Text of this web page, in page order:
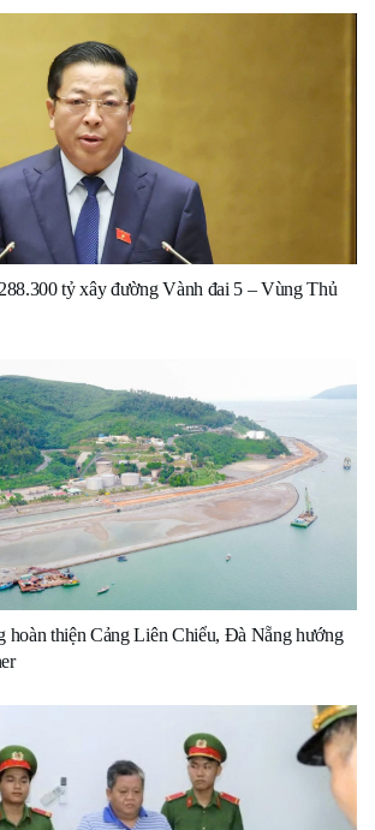
tỷ xây đường Vành đai 5 – Vùng Thủ
hoàn thiện Cảng Liên Chiểu, Đà Nẵng hướng